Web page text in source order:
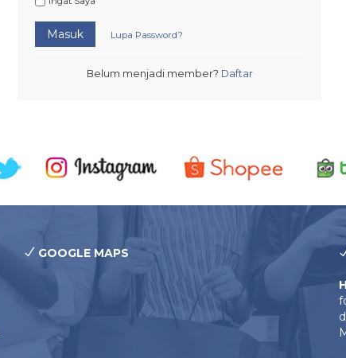
Masuk Lupa Password?
Belum menjadi member? Daftar
GOOGLE MAPS